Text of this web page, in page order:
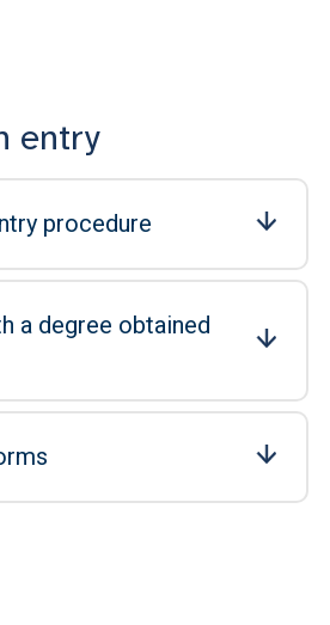
entry
procedure
a degree obtained